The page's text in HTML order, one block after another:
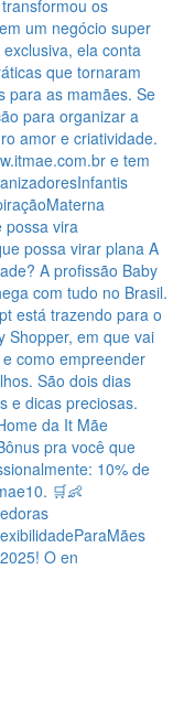
possa vira
O en